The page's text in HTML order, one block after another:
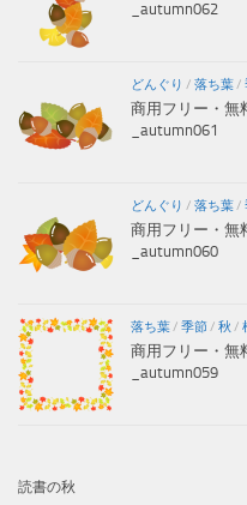
_autumn062
どんぐり / 落ち葉/
商用フリー・無
_autumn061
どんぐり / 落ち葉/
商用フリー・無
_autumn060
落ち葉/ 季節/ 秋 /
商用フリー・無
_autumn059
読書の秋